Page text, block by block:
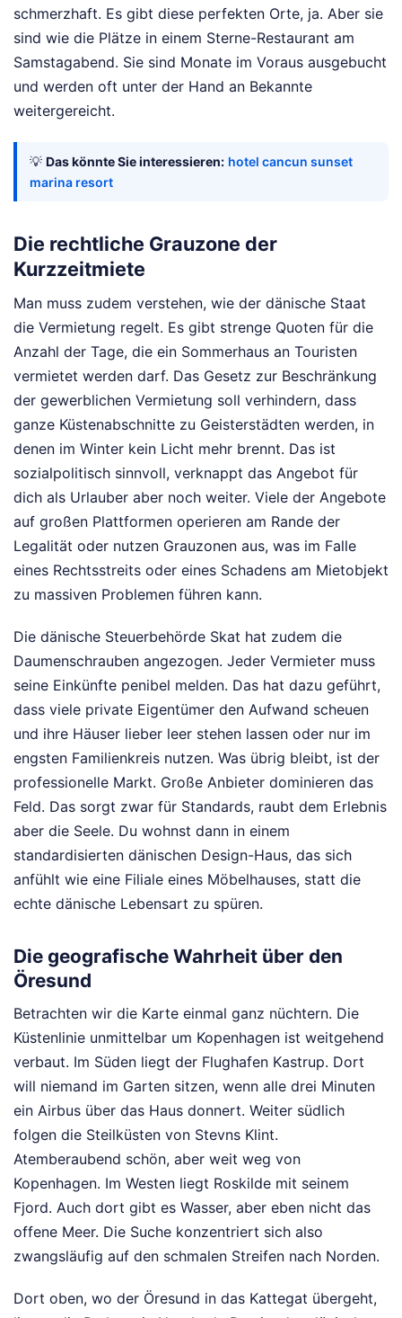
schmerzhaft. Es gibt diese perfekten Orte, ja. Aber sie
sind wie die Plätze in einem Sterne-Restaurant am
Samstagabend. Sie sind Monate im Voraus ausgebucht
und werden oft unter der Hand an Bekannte
weitergereicht.
💡 Das könnte Sie interessieren: hotel cancun sunset
marina resort
Die rechtliche Grauzone der
Kurzzeitmiete
Man muss zudem verstehen, wie der dänische Staat
die Vermietung regelt. Es gibt strenge Quoten für die
Anzahl der Tage, die ein Sommerhaus an Touristen
vermietet werden darf. Das Gesetz zur Beschränkung
der gewerblichen Vermietung soll verhindern, dass
ganze Küstenabschnitte zu Geisterstädten werden, in
denen im Winter kein Licht mehr brennt. Das ist
sozialpolitisch sinnvoll, verknappt das Angebot für
dich als Urlauber aber noch weiter. Viele der Angebote
auf großen Plattformen operieren am Rande der
Legalität oder nutzen Grauzonen aus, was im Falle
eines Rechtsstreits oder eines Schadens am Mietobjekt
zu massiven Problemen führen kann.
Die dänische Steuerbehörde Skat hat zudem die
Daumenschrauben angezogen. Jeder Vermieter muss
seine Einkünfte penibel melden. Das hat dazu geführt,
dass viele private Eigentümer den Aufwand scheuen
und ihre Häuser lieber leer stehen lassen oder nur im
engsten Familienkreis nutzen. Was übrig bleibt, ist der
professionelle Markt. Große Anbieter dominieren das
Feld. Das sorgt zwar für Standards, raubt dem Erlebnis
aber die Seele. Du wohnst dann in einem
standardisierten dänischen Design-Haus, das sich
anfühlt wie eine Filiale eines Möbelhauses, statt die
echte dänische Lebensart zu spüren.
Die geografische Wahrheit über den
Öresund
Betrachten wir die Karte einmal ganz nüchtern. Die
Küstenlinie unmittelbar um Kopenhagen ist weitgehend
verbaut. Im Süden liegt der Flughafen Kastrup. Dort
will niemand im Garten sitzen, wenn alle drei Minuten
ein Airbus über das Haus donnert. Weiter südlich
folgen die Steilküsten von Stevns Klint.
Atemberaubend schön, aber weit weg von
Kopenhagen. Im Westen liegt Roskilde mit seinem
Fjord. Auch dort gibt es Wasser, aber eben nicht das
offene Meer. Die Suche konzentriert sich also
zwangsläufig auf den schmalen Streifen nach Norden.
Dort oben, wo der Öresund in das Kattegat übergeht,